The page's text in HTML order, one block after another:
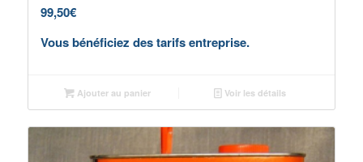
99,50€
Vous bénéficiez des tarifs entreprise.
Ajouter au panier Voir les détails